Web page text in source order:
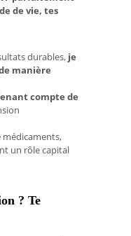
de vie, tes
durables, je
manière
compte de
médicaments,
un rôle capital
? Te